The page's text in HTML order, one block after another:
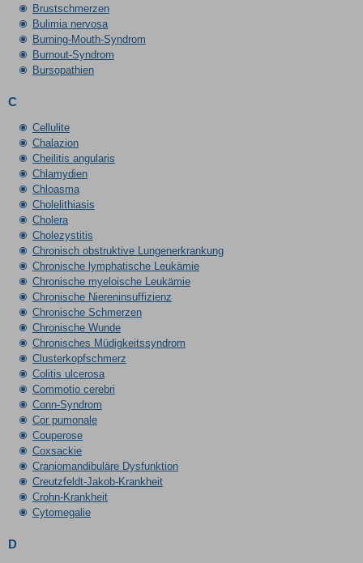
Brustschmerzen
Bulimia nervosa
Burning-Mouth-Syndrom
Burnout-Syndrom
Bursopathien
C
Cellulite
Chalazion
Cheilitis angularis
Chlamydien
Chloasma
Cholelithiasis
Cholera
Cholezystitis
Chronisch obstruktive Lungenerkrankung
Chronische lymphatische Leukämie
Chronische myeloische Leukämie
Chronische Niereninsuffizienz
Chronische Schmerzen
Chronische Wunde
Chronisches Müdigkeitssyndrom
Clusterkopfschmerz
Colitis ulcerosa
Commotio cerebri
Conn-Syndrom
Cor pumonale
Couperose
Coxsackie
Craniomandibuläre Dysfunktion
Creutzfeldt-Jakob-Krankheit
Crohn-Krankheit
Cytomegalie
D